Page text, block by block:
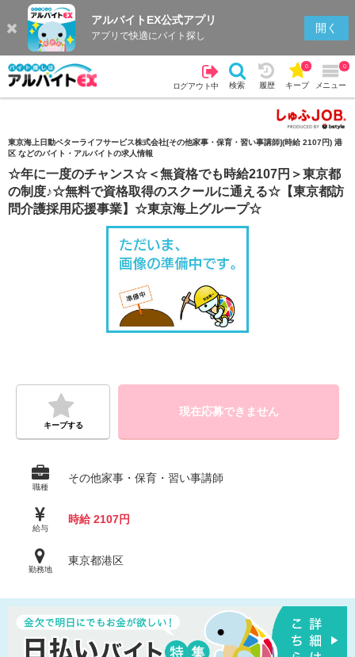
アルバイトEX公式アプリ
アプリで快適にバイト探し
開く
ログアウト中 検索 履歴 キープ
0
メニュー
0
検索 履歴
東京海上日動ベターライフサービス株式会社[その他家事・保育・習い事講師](時給 2107円) 港
区 などのバイト・アルバイトの求人情報
☆年に一度のチャンス☆＜無資格でも時給2107円＞東京都
の制度♪☆無料で資格取得のスクールに通える☆【東京都訪
問介護採用応援事業】☆東京海上グループ☆
キープする
現在応募できません
職種
その他家事・保育・習い事講師
給与
時給 2107円
勤務地
東京都港区